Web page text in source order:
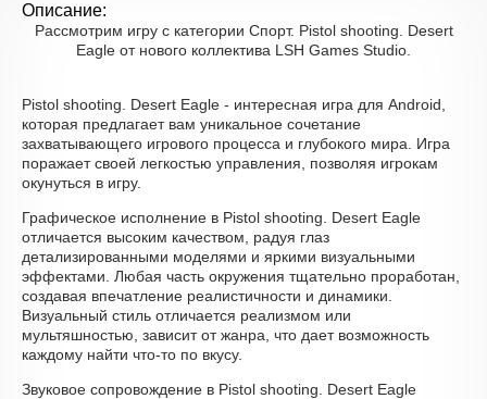
Описание:
Рассмотрим игру с категории Спорт. Pistol shooting. Desert
Eagle от нового коллектива LSH Games Studio.
Pistol shooting. Desert Eagle - интересная игра для Android,
которая предлагает вам уникальное сочетание
захватывающего игрового процесса и глубокого мира. Игра
поражает своей легкостью управления, позволяя игрокам
окунуться в игру.
Графическое исполнение в Pistol shooting. Desert Eagle
отличается высоким качеством, радуя глаз
детализированными моделями и яркими визуальными
эффектами. Любая часть окружения тщательно проработан,
создавая впечатление реалистичности и динамики.
Визуальный стиль отличается реализмом или
мультяшностью, зависит от жанра, что дает возможность
каждому найти что-то по вкусу.
Звуковое сопровождение в Pistol shooting. Desert Eagle